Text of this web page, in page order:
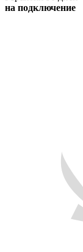
на подключение